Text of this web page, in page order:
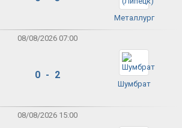
Металлург
08/08/2026 07:00
0 - 2
Шумбрат
08/08/2026 15:00